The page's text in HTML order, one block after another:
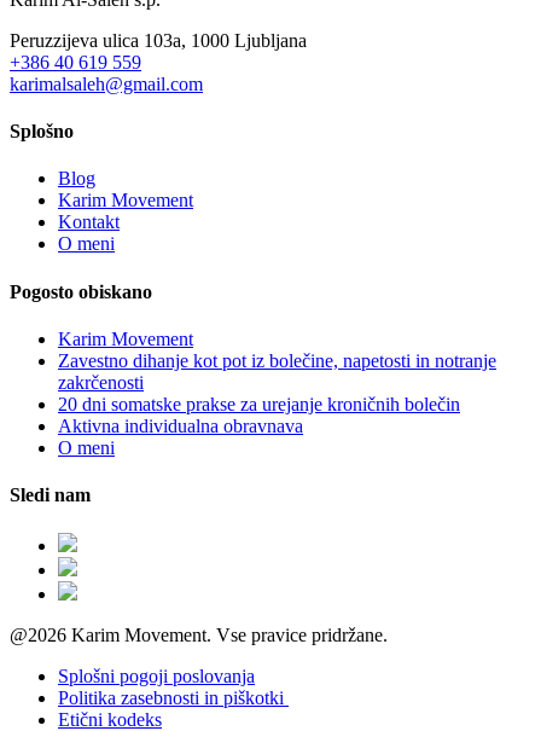
Peruzzijeva ulica 103a, 1000 Ljubljana
+386 40 619 559
karimalsaleh@gmail.com
Splošno
Blog
Karim Movement
Kontakt
O meni
Pogosto obiskano
Karim Movement
Zavestno dihanje kot pot iz bolečine, napetosti in notranje
zakrčenosti
20 dni somatske prakse za urejanje kroničnih bolečin
Aktivna individualna obravnava
O meni
Sledi nam
@2026 Karim Movement. Vse pravice pridržane.
Splošni pogoji poslovanja
Politika zasebnosti in piškotki
Etični kodeks